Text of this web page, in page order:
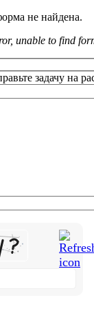
не найдена.
unable to find
задачу на